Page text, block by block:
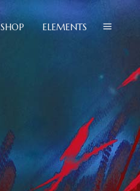
SHOP ELEMENTS